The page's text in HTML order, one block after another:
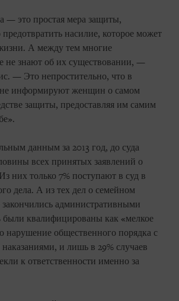
— это простая мера защиты,
насилие, которое может
А между тем многие
не знают об их существовании, —
— Это непростительно, что в
информируют женщин о самом
защиты, предоставляя им самим
данным за 2013 год, до суда
всех принятых заявлений о
них только 7% поступают в суд в
дела. А из тех дел о семейном
административными
были квалифицированы как «мелкое
нарушение общественного порядка с
и лишь в 29% случаев
к ответственности именно за